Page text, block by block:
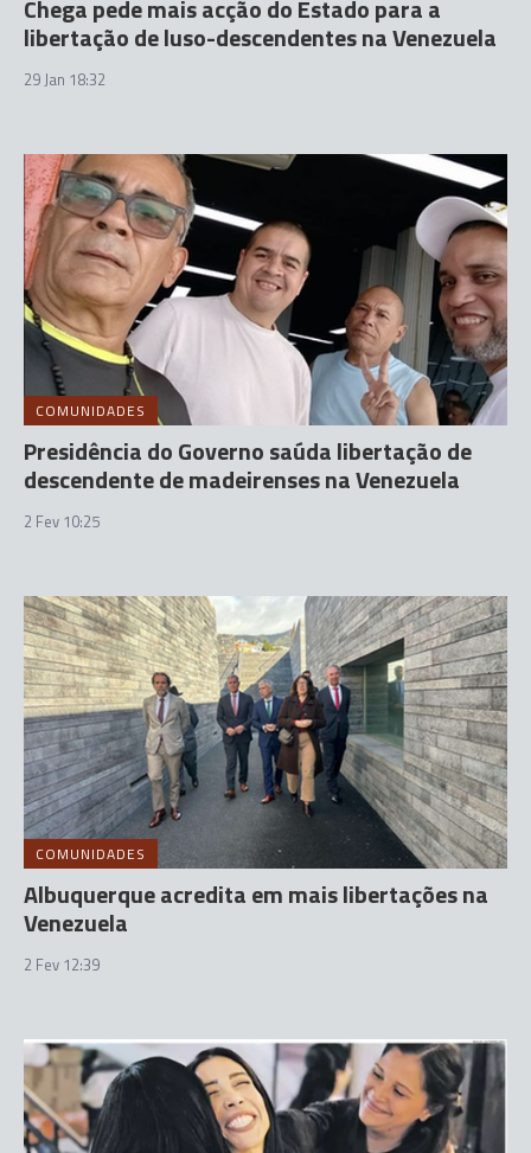
Chega pede mais acção do Estado para a
libertação de luso-descendentes na Venezuela
29 Jan 18:32
COMUNIDADES
Presidência do Governo saúda libertação de
descendente de madeirenses na Venezuela
2 Fev 10:25
COMUNIDADES
Albuquerque acredita em mais libertações na
Venezuela
2 Fev 12:39